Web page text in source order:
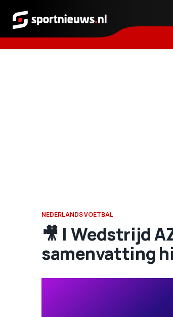
Sportnieuws.nl
NEDERLANDS VOETBAL
🎥 | Wedstrijd
samenvatting